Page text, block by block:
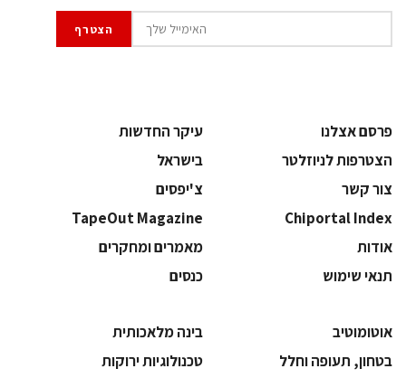
פרסם אצלנו
עיקר החדשות
הצטרפות לניוזלטר
בישראל
צור קשר
צ'יפסים
Chiportal Index
TapeOut Magazine
אודות
מאמרים ומחקרים
תנאי שימוש
כנסים
אוטומוטיב
בינה מלאכותית
בטחון, תעופה וחלל
‫טכנולוגיות ירוקות‬